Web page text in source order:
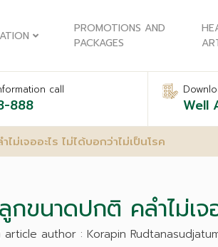
PROMOTIONS AND
PACKAGES
call
888 Well
เจออะไร ไม่ได้บอกว่าไม่เป็นโรค
ขนาดปกติ คลำไม่เจ
author : Korapin